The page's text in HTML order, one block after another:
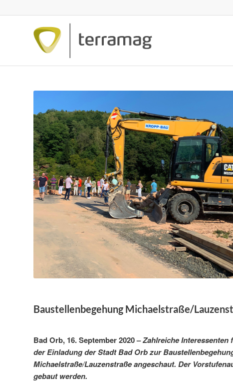
Baustellenbegehung Michaelstraße/
Bad Orb, 16. September 2020 –Zahlreiche
der Einladung der Stadt Bad Orb zur
Michaelstraße/Lauzenstraße angeschaut. Der
gebaut werden.